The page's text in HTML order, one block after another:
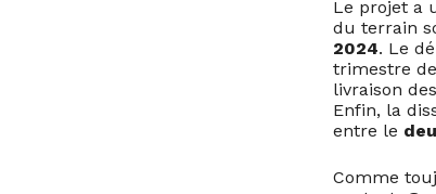
Le projet a
du terrain
2024. Le
trimestre
livraison
Enfin, la
entre le
Comme